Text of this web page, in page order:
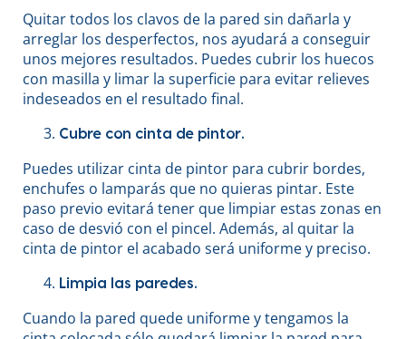
Quitar todos los clavos de la pared sin dañarla y
arreglar los desperfectos, nos ayudará a conseguir
unos mejores resultados. Puedes cubrir los huecos
con masilla y limar la superficie para evitar relieves
indeseados en el resultado final.
Cubre con cinta de pintor.
Puedes utilizar cinta de pintor para cubrir bordes,
enchufes o lamparás que no quieras pintar. Este
paso previo evitará tener que limpiar estas zonas en
caso de desvió con el pincel. Además, al quitar la
cinta de pintor el acabado será uniforme y preciso.
Limpia las paredes.
Cuando la pared quede uniforme y tengamos la